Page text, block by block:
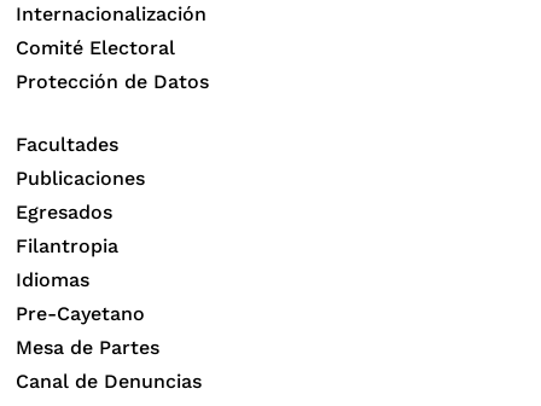
Internacionalización
Comité Electoral
Protección de Datos
Facultades
Publicaciones
Egresados
Filantropia
Idiomas
Pre-Cayetano
Mesa de Partes
Canal de Denuncias